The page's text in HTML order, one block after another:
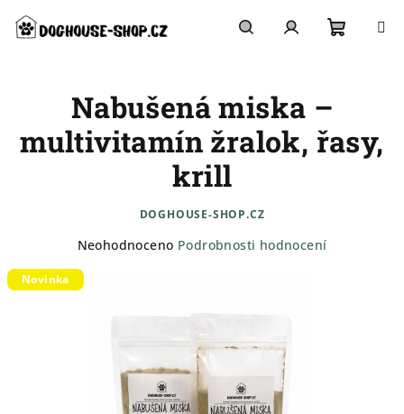
obsah
Nabušená miska –
multivitamín žralok, řasy,
krill
DOGHOUSE-SHOP.CZ
Průměrné
produktu
hvězdiček.
Neohodnoceno Podrobnosti hodnocení
Novinka